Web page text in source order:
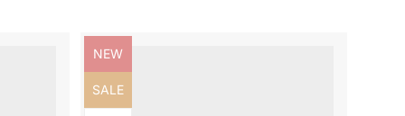
Produktbezeichnung:
NEW
Produktbezeichnung:
SALE